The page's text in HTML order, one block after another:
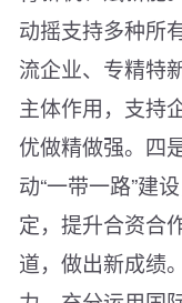
动摇支持多种所
流企业、专精特
主体作用，支持
优做精做强。四
动“一带一路”建
定，提升合资合
道，做出新成绩